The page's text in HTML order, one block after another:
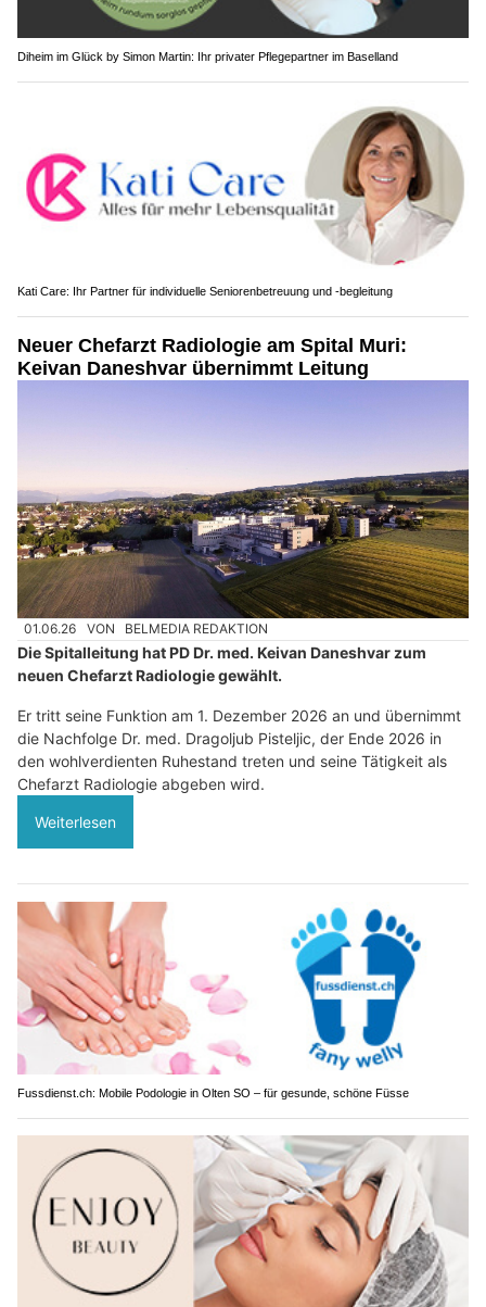
Diheim im Glück by Simon Martin: Ihr privater Pflegepartner im Baselland
Kati Care: Ihr Partner für individuelle Seniorenbetreuung und -begleitung
Neuer Chefarzt Radiologie am Spital Muri:
Keivan Daneshvar übernimmt Leitung
01.06.26 VON BELMEDIA REDAKTION
Die Spitalleitung hat PD Dr. med. Keivan Daneshvar zum
neuen Chefarzt Radiologie gewählt.
Er tritt seine Funktion am 1. Dezember 2026 an und übernimmt
die Nachfolge Dr. med. Dragoljub Pisteljic, der Ende 2026 in
den wohlverdienten Ruhestand treten und seine Tätigkeit als
Chefarzt Radiologie abgeben wird.
Weiterlesen
Fussdienst.ch: Mobile Podologie in Olten SO – für gesunde, schöne Füsse